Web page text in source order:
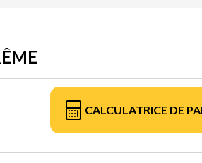
CALCULATRICE DE